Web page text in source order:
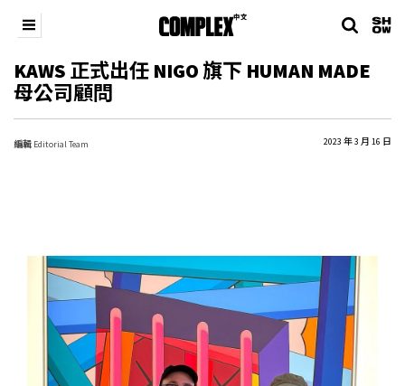
KAWS 正式出任 NIGO 旗下 HUMAN MADE
母公司顧問
編輯 Editorial Team 2023 年 3 月 16 日